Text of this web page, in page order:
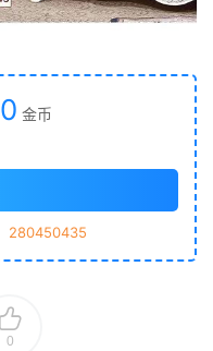
金币
280450435
0